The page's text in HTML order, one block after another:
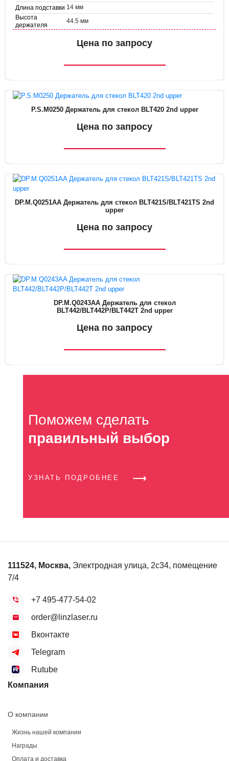
Длина подставки 14 мм
Высота
держателя
44.5 мм
Цена по запросу
P.S.M0250 Держатель для стекол BLT420 2nd upper
Цена по запросу
DP.M.Q0251AA Держатель для стекол BLT421S/BLT421TS 2nd
upper
Цена по запросу
DP.M.Q0243AA Держатель для стекол
BLT442/BLT442P/BLT442T 2nd upper
Цена по запросу
Поможем сделать
правильный выбор
УЗНАТЬ ПОДРОБНЕЕ
111524, Москва, Электродная улица, 2с34, помещение
7/4
+7 495-477-54-02
order@linzlaser.ru
Вконтакте
Telegram
Rutube
Компания
О компании
Жизнь нашей компании
Награды
Оплата и доставка